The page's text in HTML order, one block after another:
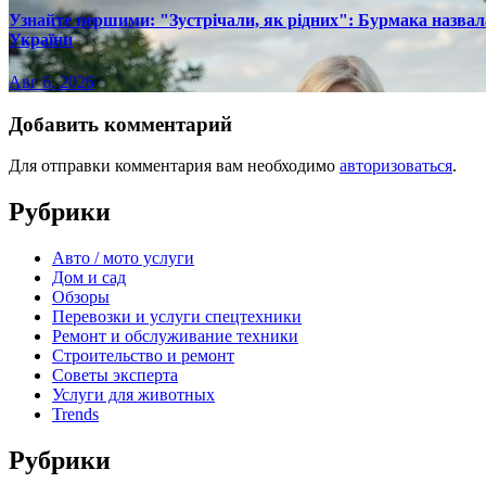
Узнайте першими: "Зустрічали, як рідних": Бурмака
України
Авг 6, 2026
Добавить комментарий
Для отправки комментария вам необходимо авторизоваться.
Рубрики
Авто / мото услуги
Дом и сад
Обзоры
Перевозки и услуги спецтехники
Ремонт и обслуживание техники
Строительство и ремонт
Советы эксперта
Услуги для животных
Trends
Рубрики